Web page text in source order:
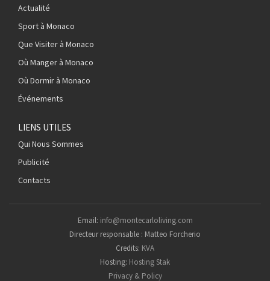
Actualité
Sport à Monaco
Que Visiter à Monaco
Où Manger à Monaco
Où Dormir à Monaco
Événements
LIENS UTILES
Qui Nous Sommes
Publicité
Contacts
Email: info@montecarloliving.com
Directeur responsable : Matteo Forcherio
Credits: KVA
Hosting: Hosting Stak
Privacy & Policy